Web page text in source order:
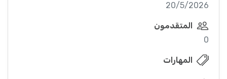
20/5/2026
المتقدمون
0
المهارات